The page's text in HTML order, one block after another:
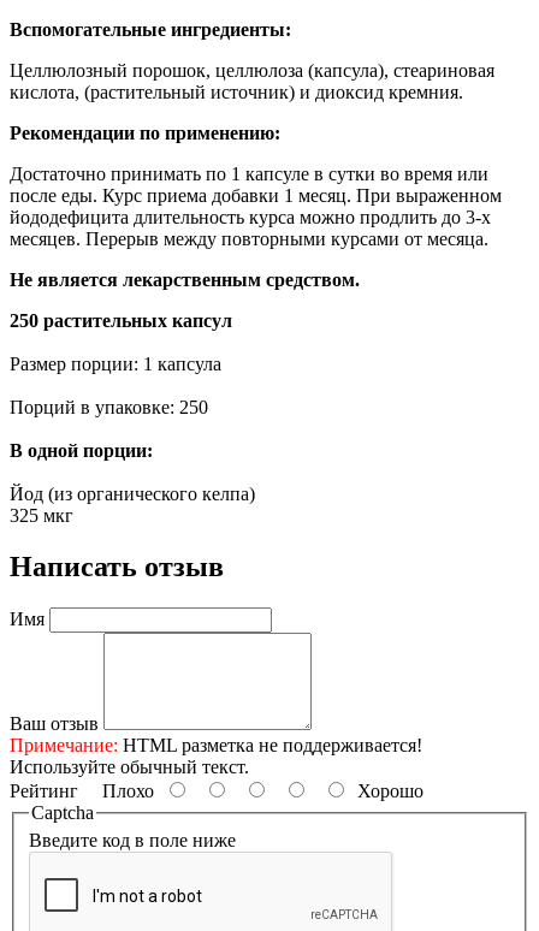
Вспомогательные ингредиенты:
Целлюлозный порошок, целлюлоза (капсула), стеариновая
кислота, (растительный источник) и диоксид кремния.
Рекомендации по применению:
Достаточно принимать по 1 капсуле в сутки во время или
после еды. Курс приема добавки 1 месяц. При выраженном
йододефицита длительность курса можно продлить до 3-х
месяцев. Перерыв между повторными курсами от месяца.
Не является лекарственным средством.
250 растительных капсул
Размер порции: 1 капсула
Порций в упаковке: 250
В одной порции:
Йод (из органического келпа)
325 мкг
Написать отзыв
Имя
Ваш отзыв
Примечание: HTML разметка не поддерживается!
Используйте обычный текст.
Рейтинг Плохо
Хорошо
Captcha
Введите код в поле ниже